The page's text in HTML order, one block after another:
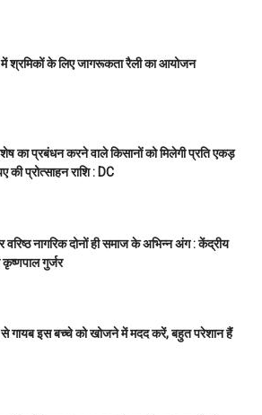
में श्रमिकों के लिए जागरूकता रैली का आयोजन
का प्रबंधन करने वाले किसानों को मिलेगी प्रति एकड़
की प्रोत्साहन राशि : DC
वरिष्ठ नागरिक दोनों ही समाज के अभिन्न अंग : केंद्रीय
कृष्णपाल गुर्जर
से गायब इस बच्चे को खोजने में मदद करें, बहुत परेशान हैं